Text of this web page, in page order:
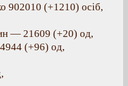
902010 (+1210) осіб,
— 21609 (+20) од,
(+96) од,